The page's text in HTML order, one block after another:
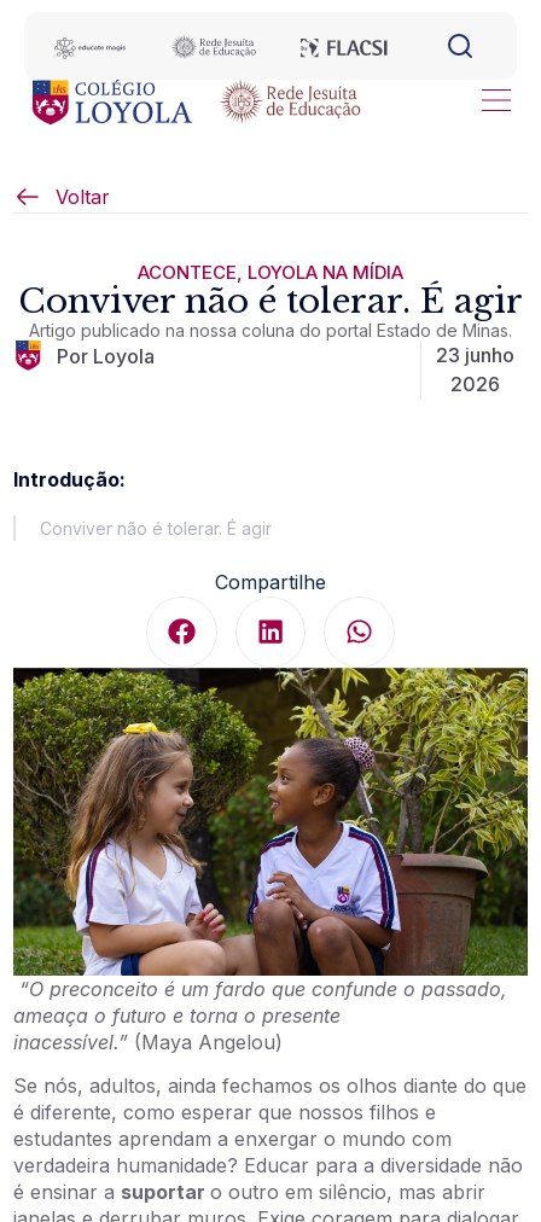
Voltar
ACONTECE, LOYOLA NA MÍDIA
Conviver não é tolerar. É agir
Artigo publicado na nossa coluna do portal Estado de Minas.
Por Loyola
23 junho
2026
Introdução:
Conviver não é tolerar. É agir
Compartilhe
“O preconceito é um fardo que confunde o passado,
ameaça o futuro e torna o presente
inacessível.” (Maya Angelou)
Se nós, adultos, ainda fechamos os olhos diante do que
é diferente, como esperar que nossos filhos e
estudantes aprendam a enxergar o mundo com
verdadeira humanidade? Educar para a diversidade não
é ensinar a suportaro outro em silêncio, mas abrir